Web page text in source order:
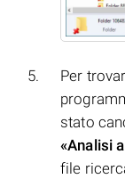
Per
stato
«Analisi
file